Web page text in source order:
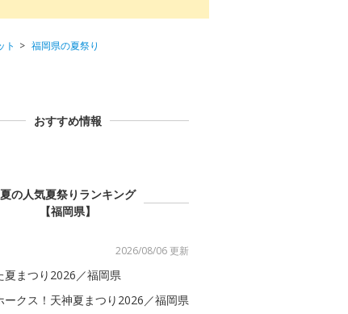
ト
福岡県の夏祭り
おすすめ情報
夏の人気夏祭りランキング
【福岡県】
2026/08/06 更新
夏まつり2026／福岡県
ークス！天神夏まつり2026／福岡県